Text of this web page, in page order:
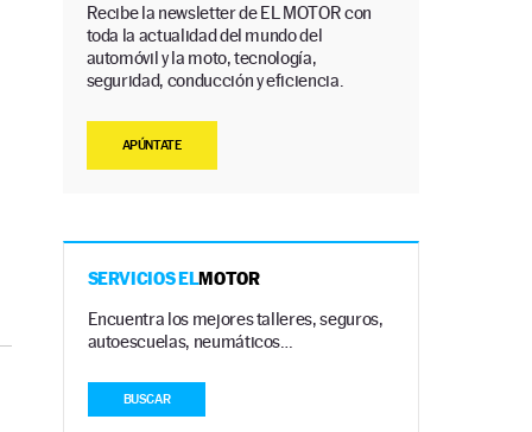
Recibe la newsletter de EL MOTOR con
toda la actualidad del mundo del
automóvil y la moto, tecnología,
seguridad, conducción y eficiencia.
APÚNTATE
SERVICIOS ELMOTOR
Encuentra los mejores talleres, seguros,
autoescuelas, neumáticos…
BUSCAR